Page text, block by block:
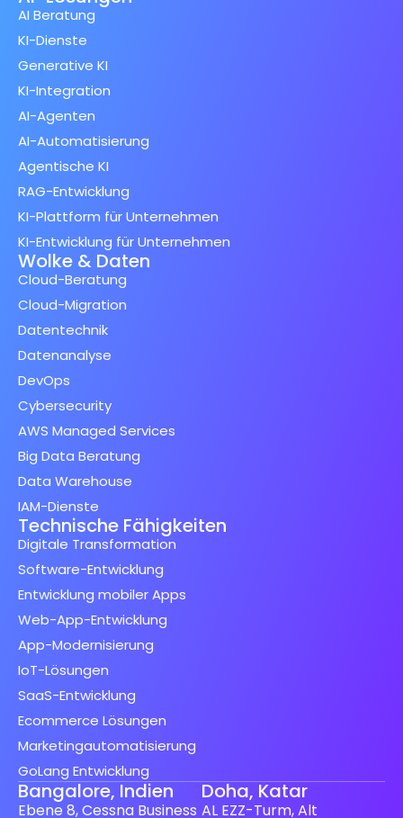
AI Beratung
KI-Dienste
Generative KI
KI-Integration
AI-Agenten
AI-Automatisierung
Agentische KI
RAG-Entwicklung
KI-Plattform für Unternehmen
KI-Entwicklung für Unternehmen
Wolke & Daten
Cloud-Beratung
Cloud-Migration
Datentechnik
Datenanalyse
DevOps
Cybersecurity
AWS Managed Services
Big Data Beratung
Data Warehouse
IAM-Dienste
Technische Fähigkeiten
Digitale Transformation
Software-Entwicklung
Entwicklung mobiler Apps
Web-App-Entwicklung
App-Modernisierung
IoT-Lösungen
SaaS-Entwicklung
Ecommerce Lösungen
Marketingautomatisierung
GoLang Entwicklung
Bangalore, Indien
Ebene 8, Cessna Business
Doha, Katar
AL EZZ-Turm, Alt